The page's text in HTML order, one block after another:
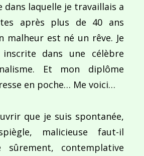
dans laquelle je travaillais a
après plus de 40 ans
malheur est né un rêve. Je
dans une célèbre
Et mon diplôme
en poche… Me voici…
que je suis spontanée,
malicieuse faut-il
sûrement, contemplative